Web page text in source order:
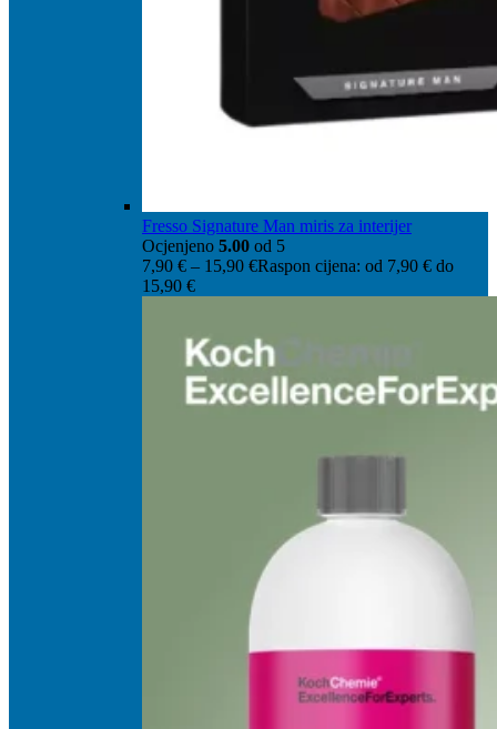
Fresso Signature Man miris za interijer
Ocjenjeno 5.00 od 5
7,90 € – 15,90 €Raspon cijena: od 7,90 € do
15,90 €